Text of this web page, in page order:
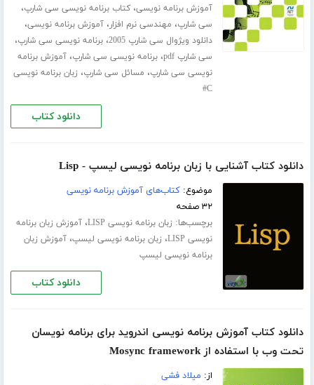
آموزش برنامه نویسی،کتاب برنامه نویسی سی شارپ،
سی شارپ، مهندسی نرم افزار،آموزش برنامه نویسی،
دانلود ویژوال سی شارپ 2005 ،برنامه نویسی سی شارپ،
سی شارپ pdf ،برنامه نویسی سی شارپ،آموزش برنامه
نویسی سی شارپ، مسائل سی شارپ، زبان برنامه نویسی
C#
دانلود کتاب
دانلود کتاب آشنایی با زبان برنامه نویسی لیسپ - Lisp
موضوع:کتاب‌های آموزش برنامه نویسی
۳۲ صفحه
برچسب‌ها: زبان برنامه نویسی LISP ،آموزش زبان برنامه
نویسی LISP
، زبان برنامه نویسی لیسپ،آموزش زبان
برنامه نویسی لیسپ
دانلود کتاب
دانلود کتاب آموزش برنامه نویسی اندروید برای برنامه نویسان
تحت وب با استفاده از Mosync framework
از: میلاد فشی